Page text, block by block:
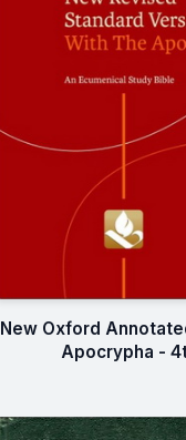
New Oxford
Apocrypha -